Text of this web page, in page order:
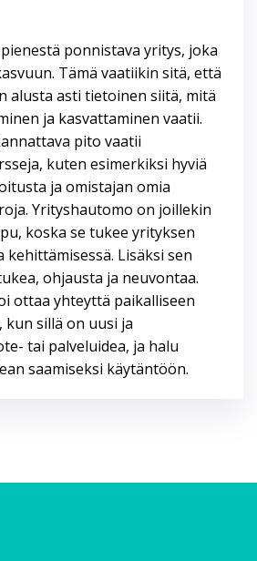
ponnistava yritys, joka
Tämä vaatiikin sitä, että
alusta asti tietoinen siitä, mitä
ja kasvattaminen vaatii.
pito vaatii
kuten esimerkiksi hyviä
ja omistajan omia
Yrityshautomo on joillekin
koska se tukee yrityksen
kehittämisessä. Lisäksi sen
ohjausta ja neuvontaa.
ottaa yhteyttä paikalliseen
sillä on uusi ja
tai palveluidea, ja halu
saamiseksi käytäntöön.